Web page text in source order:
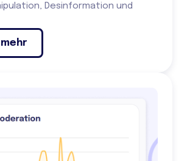
Desinformation und